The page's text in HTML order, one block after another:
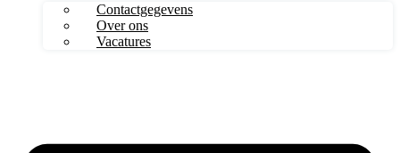
Contactgegevens
Over ons
Vacatures